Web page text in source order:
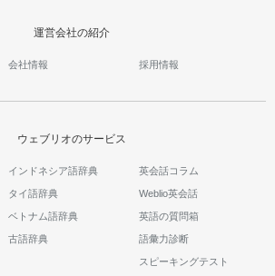
運営会社の紹介
会社情報 採用情報
ウェブリオのサービス
インドネシア語辞典
タイ語辞典
ベトナム語辞典
古語辞典
英会話コラム
Weblio英会話
英語の質問箱
語彙力診断
スピーキングテスト